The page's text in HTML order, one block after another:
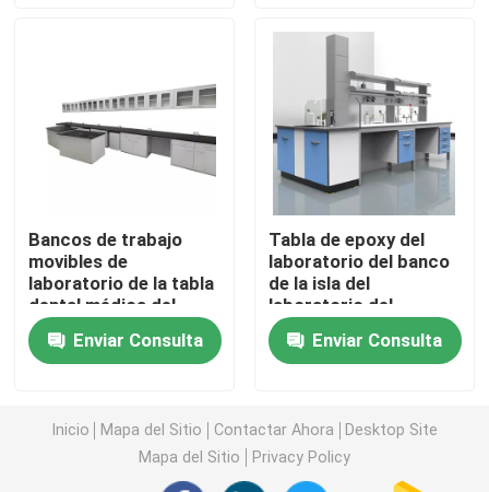
Capilla del humo del laboratorio
Banco de la balanza del laboratorio
Bancos de trabajo de laboratorio
Gabinete de almacenamiento del laboratorio
Bancos de trabajo
movibles de
laboratorio de la tabla
dental médica del
laboratorio
Enviar Consulta
Tabla de epoxy del
laboratorio del banco
de la isla del
laboratorio del
edificio de oficinas
con el fregadero
Enviar Consulta
Inicio Mapa del Sitio Contactar Ahora
Desktop Site
Mapa del Sitio
Privacy Policy